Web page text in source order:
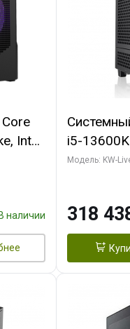
Intel
В наличии
i5-
7, C14
SSD)
Модель: KW-
318